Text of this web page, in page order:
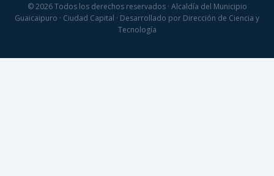
© 2026 Todos los derechos reservados · Alcaldía del Municipio
Guaicaipuro · Ciudad Capital · Desarrollado por Dirección de Ciencia y
Tecnología